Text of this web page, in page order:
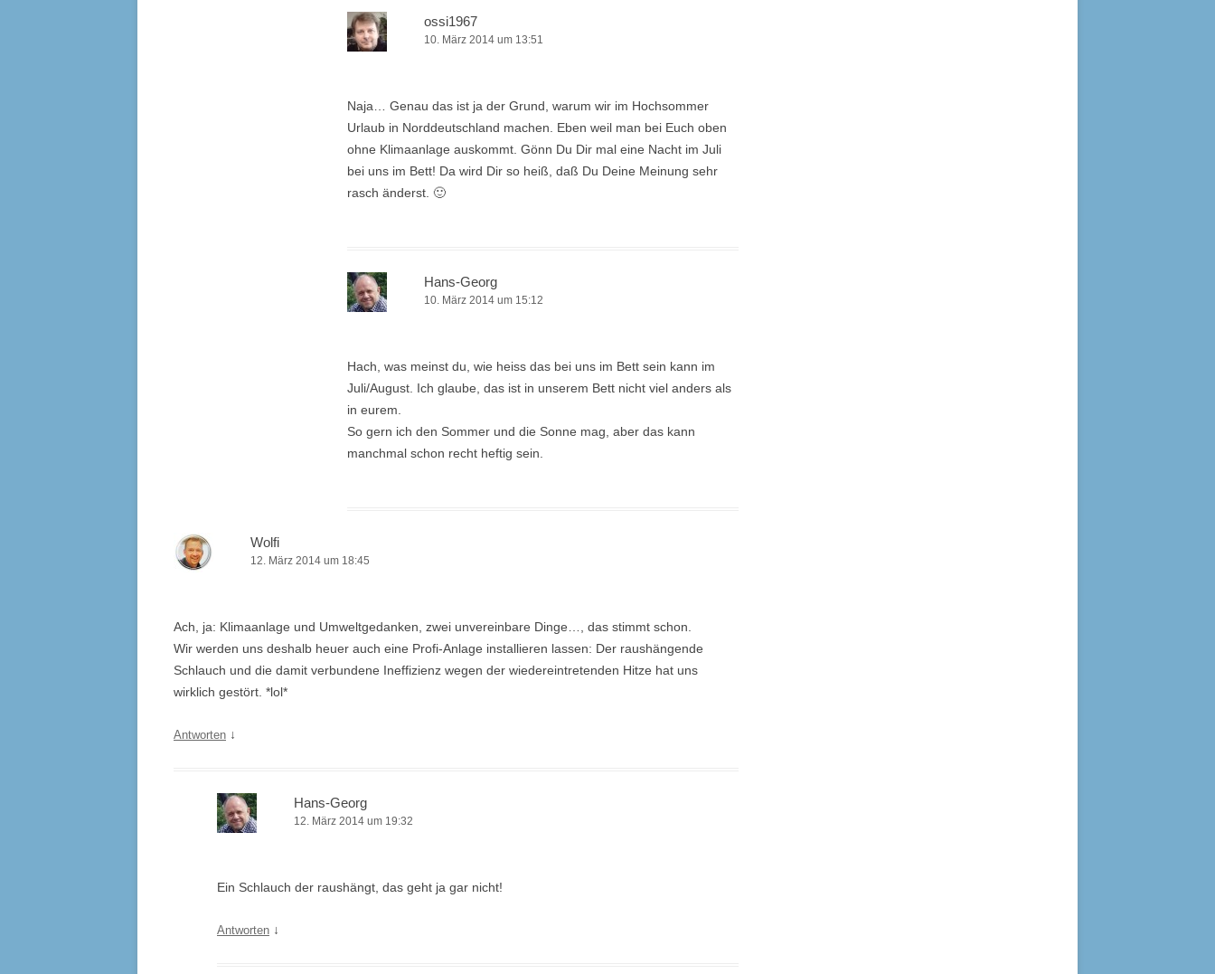
ossi1967
10. März 2014 um 13:51
Naja… Genau das ist ja der Grund, warum wir im Hochsommer
Urlaub in Norddeutschland machen. Eben weil man bei Euch oben
ohne Klimaanlage auskommt. Gönn Du Dir mal eine Nacht im Juli
bei uns im Bett! Da wird Dir so heiß, daß Du Deine Meinung sehr
rasch änderst. 🙂
Hans-Georg
10. März 2014 um 15:12
Hach, was meinst du, wie heiss das bei uns im Bett sein kann im
Juli/August. Ich glaube, das ist in unserem Bett nicht viel anders als
in eurem.
So gern ich den Sommer und die Sonne mag, aber das kann
manchmal schon recht heftig sein.
Wolfi
12. März 2014 um 18:45
Ach, ja: Klimaanlage und Umweltgedanken, zwei unvereinbare Dinge…, das stimmt schon.
Wir werden uns deshalb heuer auch eine Profi-Anlage installieren lassen: Der raushängende
Schlauch und die damit verbundene Ineffizienz wegen der wiedereintretenden Hitze hat uns
wirklich gestört. *lol*
Antworten ↓
Hans-Georg
12. März 2014 um 19:32
Ein Schlauch der raushängt, das geht ja gar nicht!
Antworten ↓